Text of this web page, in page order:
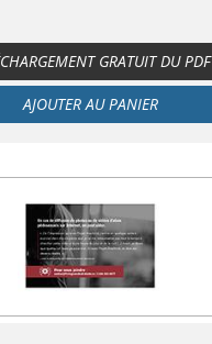
GRATUIT DU PDF
AJOUTER AU PANIER